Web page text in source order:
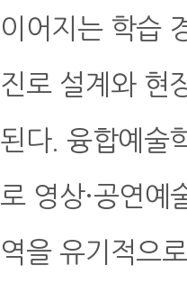
이어지는 학습
진로 설계와 현
된다. 융합예술
로 영상·공연예
역을 유기적으